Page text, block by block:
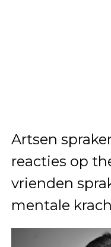
Artsen
reacties op
vrienden
mentale